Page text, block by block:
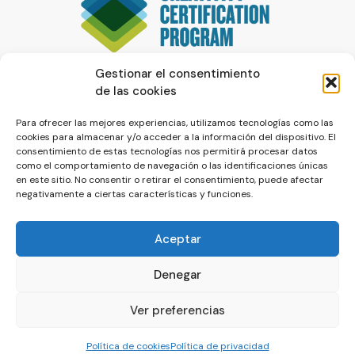
Gestionar el consentimiento
de las cookies
Para ofrecer las mejores experiencias, utilizamos tecnologías como las
cookies para almacenar y/o acceder a la información del dispositivo. El
consentimiento de estas tecnologías nos permitirá procesar datos
como el comportamiento de navegación o las identificaciones únicas
en este sitio. No consentir o retirar el consentimiento, puede afectar
negativamente a ciertas características y funciones.
Aceptar
Denegar
Ver preferencias
Política de cookiesPolítica de privacidad
© La Servilleta - El Blog de Paco Prieto
Política de cookiesPolítica de privacidad